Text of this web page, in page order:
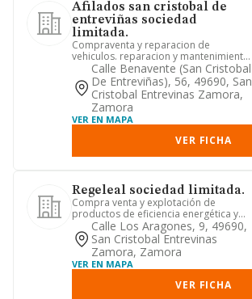
Afilados san cristobal de
entreviñas sociedad
limitada.
Compraventa y reparacion de
vehiculos. reparacion y mantenimiento
de instalaciones y maquinaria
Calle Benavente (san Cristobal
De Entreviñas), 56, 49690, San
Cristobal Entrevinas Zamora,
Zamora
VER EN MAPA
VER FICHA
Regeleal sociedad limitada.
Compra venta y explotación de
productos de eficiencia energética y
electrónicos
Calle Los Aragones, 9, 49690,
San Cristobal Entrevinas
Zamora, Zamora
VER EN MAPA
VER FICHA